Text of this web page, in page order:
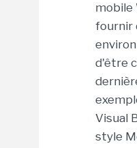
mobile
fournir
d'être
Visual
style